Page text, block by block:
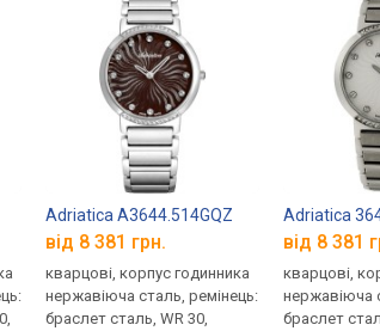
Adriatica A3644.514GQZ
від 8 381 грн.
кварцові, корпус годинника
нержавіюча сталь, ремінець:
браслет сталь, WR 30,
Adriatica
від 8 381
кварцові,
нержавіюча
браслет